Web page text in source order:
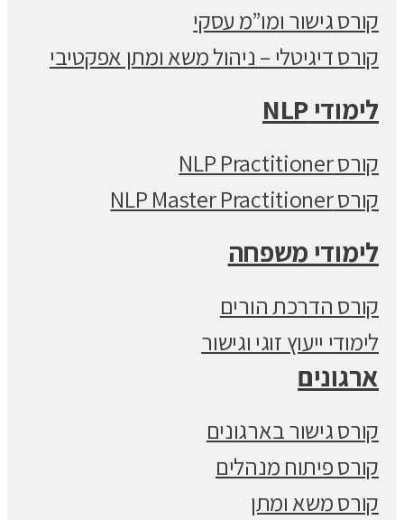
קורס גישור ומו”מ עסקי
קורס דיגיטלי – ניהול משא ומתן אפקטיבי
לימודי NLP
קורס NLP Practitioner
קורס NLP Master Practitioner
לימודי משפחה
קורס הדרכת הורים
לימודי ייעוץ זוגי וגישור
ארגונים
קורס גישור בארגונים
קורס פיתוח מנהלים
קורס משא ומתן